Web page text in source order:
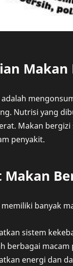
Makan
Nutrisi yang
Makan
penyakit.
Makan
banyak
sistem
berbagai
energi dan